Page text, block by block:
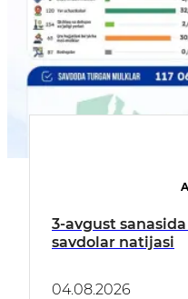
3-avgust
savdolar natijasi
04.08.2026